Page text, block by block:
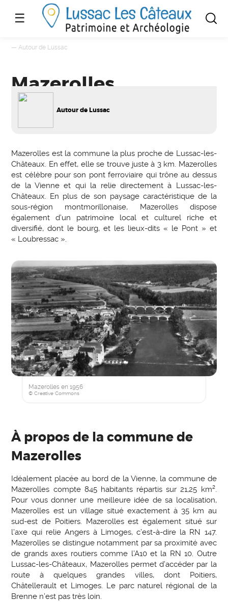
☰
—Autour de Lussac
Mazerolles
Autour de Lussac
Mazerolles est la commune la plus proche de Lussac-les-
Châteaux. En effet, elle se trouve juste à 3 km. Mazerolles
est célèbre pour son pont ferroviaire qui trône au dessus
de la Vienne et qui la relie directement à Lussac-les-
Châteaux. En plus de son paysage caractéristique de la
sous-région montmorillonaise, Mazerolles dispose
également d’un patrimoine local et culturel riche et
diversifié, dont le bourg, et les lieux-dits « le Pont » et
« Loubressac ».
Mazerolles en 1956
© Creative Commons
À propos de la commune de
Mazerolles
Idéalement placée au bord de la Vienne, la commune de
Mazerolles compte 845 habitants répartis sur 21,25 km².
Pour vous donner une meilleure idée de sa localisation,
Mazerolles est un village situé exactement à 35 km au
sud-est de Poitiers. Mazerolles est également situé sur
l’axe qui relie Angers à Limoges, c’est-à-dire la RN 147.
Mazerolles se distingue notamment par sa proximité avec
de grands axes routiers comme l’A10 et la RN 10. Outre
Lussac-les-Châteaux, Mazerolles permet d’accéder par la
route à quelques grandes villes, dont Poitiers,
Châtellerault et Limoges. Le parc naturel régional de la
Brenne n’est pas très loin.